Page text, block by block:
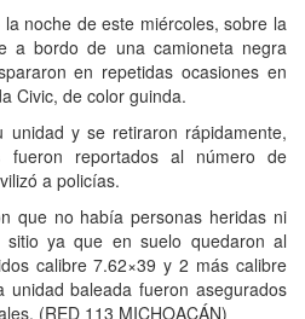
noche de este miércoles, sobre la
a bordo de una camioneta negra
en repetidas ocasiones en
Civic, de color guinda.
unidad y se retiraron rápidamente,
fueron reportados al número de
a policías.
que no había personas heridas ni
sitio ya que en suelo quedaron al
calibre 7.62×39 y 2 más calibre
baleada fueron asegurados
(RED 113 MICHOACÁN)